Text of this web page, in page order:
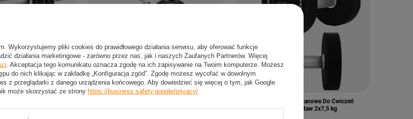
Treningu 9.5 kg SPOKEY
Ciężarki Hantle Poliuretanowe Do Ćwiczeń
Treningu Siłowego Zestaw 2x7,5 kg
Wykorzystujemy pliki cookies do prawidłowego działania serwisu, aby oferować funkcje
działania marketingowe - zarówno przez nas, jak i naszych Zaufanych Partnerów. Więcej
. Akceptacja tego komunikatu oznacza zgodę na ich zapisywanie na Twoim komputerze. Możesz
do nich klikając w zakładkę „Konfiguracja zgód”. Zgodę możesz wycofać w dowolnym
z przeglądarki z danego urządzenia końcowego. Aby dowiedzieć się więcej o tym, jak Google
może skorzystać ze strony https://business.safety.google/privacy/